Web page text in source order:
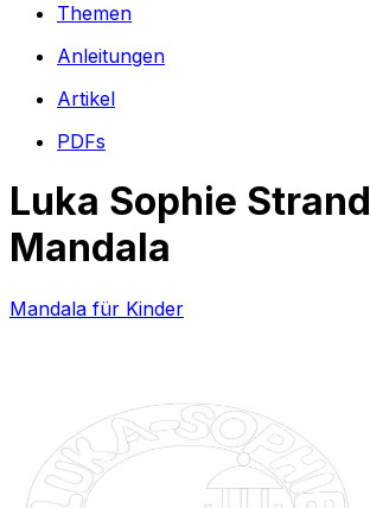
Themen
Anleitungen
Artikel
PDFs
Luka Sophie Strand
Mandala
Mandala für Kinder